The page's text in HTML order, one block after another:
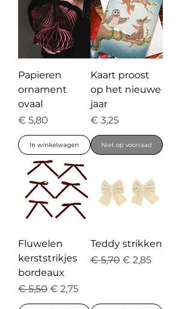
Papieren
ornament
ovaal
Prijs
€ 5,80
In winkelwagen
Kaart proost
op het nieuwe
jaar
Prijs
€ 3,25
Niet op voorraad
Fluwelen
kerststrikjes
bordeaux
Normale prijs
€ 5,50 Verkoopprijs
€ 2,75
Teddy strikken
Normale prijs
€ 5,70 Verkoopprijs
€ 2,85